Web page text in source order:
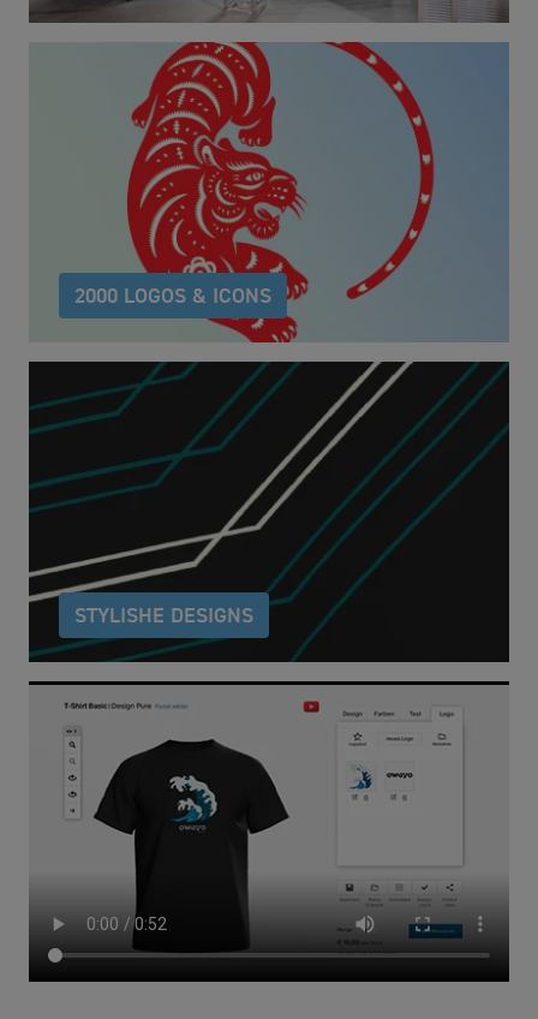
owayo produziert individuelle Sportbekleidung „Made
in Germany“. Product Service Artikel werden
weltweit zugekauft und in Deutschland veredelt.
2000 LOGOS & ICONS
Über 2000 ausgewählte Logos und Icons von
Künstlern aus aller Welt helfen Ihnen dabei, Ihre
Ideen grafisch umzusetzen und trendige Unikate zu
gestalten.
STYLISHE DESIGNS
Als Basis für die Gestaltung Ihrer Bekleidung stehen
Ihnen exklusive Grunddesigns verschiedener
Stilrichtungen zur Verfügung.